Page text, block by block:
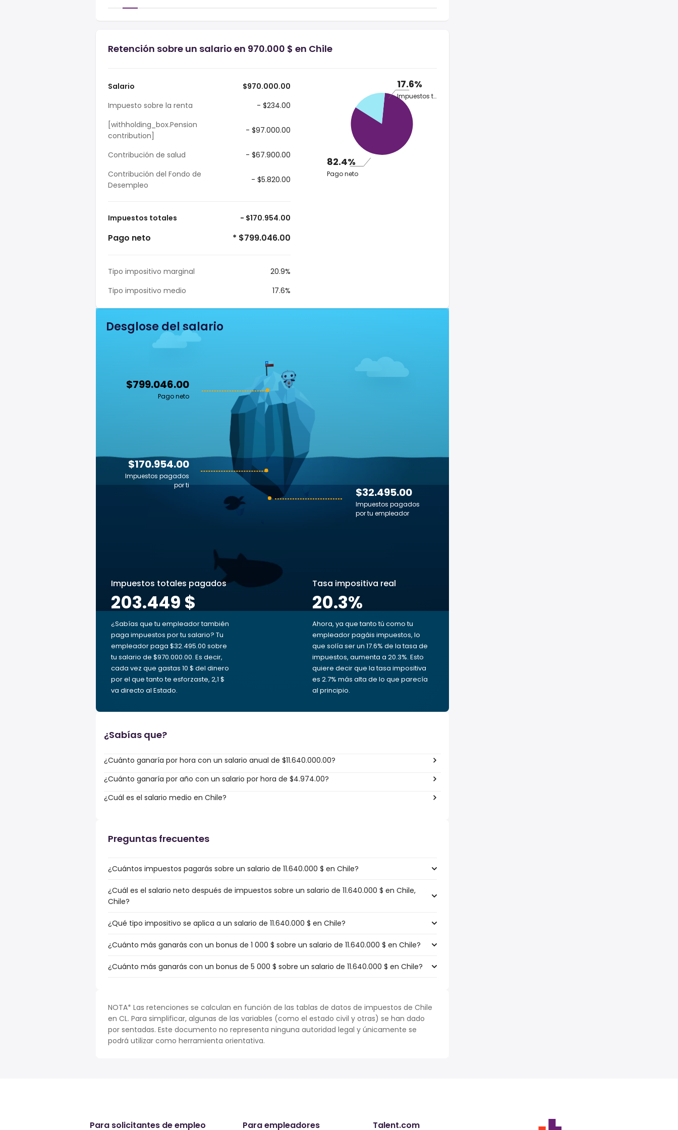
Retención sobre un salario en 970.000 $ en Chile
Salario
$970.000.00
Impuesto sobre la renta
- $234.00
[withholding_box.Pension
contribution]
- $97.000.00
Contribución de salud
- $67.900.00
Contribución del Fondo de
Desempleo
- $5.820.00
Impuestos totales - $170.954.00
Pago neto * $799.046.00
Tipo impositivo marginal
20.9%
Tipo impositivo medio
17.6%
17.6%
Impuestos totales
82.4%
Pago neto
Desglose del salario
$799.046.00
Pago neto
$32.495.00
Impuestos pagados
por tu empleador
$170.954.00
Impuestos pagados
por ti
Impuestos totales pagados
203.449 $
¿Sabías que tu empleador también
paga impuestos por tu salario? Tu
empleador paga $32.495.00 sobre
tu salario de $970.000.00. Es decir,
cada vez que gastas 10 $ del dinero
por el que tanto te esforzaste, 2,1 $
va directo al Estado.
Tasa impositiva real
20.3%
Ahora, ya que tanto tú como tu
empleador pagáis impuestos, lo
que solía ser un 17.6% de la tasa de
impuestos, aumenta a 20.3%. Esto
quiere decir que la tasa impositiva
es 2.7% más alta de lo que parecía
al principio.
¿Sabías que?
¿Cuánto ganaría por hora con un salario anual de $11.640.000.00?
¿Cuánto ganaría por año con un salario por hora de $4.974.00?
¿Cuál es el salario medio en Chile?
Preguntas frecuentes
¿Cuántos impuestos pagarás sobre un salario de 11.640.000 $ en Chile?
¿Cuál es el salario neto después de impuestos sobre un salario de 11.640.000 $ en Chile,
Chile?
¿Qué tipo impositivo se aplica a un salario de 11.640.000 $ en Chile?
¿Cuánto más ganarás con un bonus de 1 000 $ sobre un salario de 11.640.000 $ en Chile?
¿Cuánto más ganarás con un bonus de 5 000 $ sobre un salario de 11.640.000 $ en Chile?
NOTA* Las retenciones se calculan en función de las tablas de datos de impuestos de Chile
en CL. Para simplificar, algunas de las variables (como el estado civil y otras) se han dado
por sentadas. Este documento no representa ninguna autoridad legal y únicamente se
podrá utilizar como herramienta orientativa.
Para solicitantes de empleo Para empleadores Talent.com